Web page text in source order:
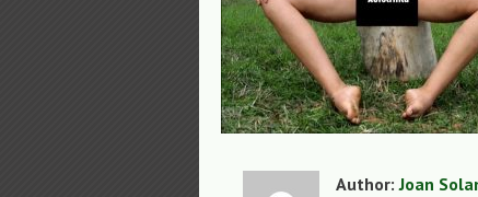
Author:Joan